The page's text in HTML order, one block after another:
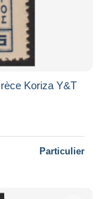
Koriza Y&T
Particulier